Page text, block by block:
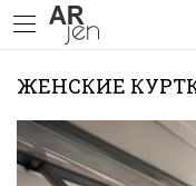
ЖЕНСКИЕ